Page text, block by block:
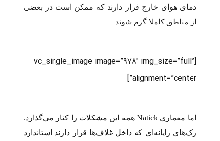
دمای هوای خارج قرار دارند که ممکن است در بعضی
از مناطق کاملا گرم شوند.
[vc_single_image image=”978″ img_size=”full”
alignment=”center”]
اما معماری Natick همه این مشکلات را کنار می‌گذارد.
رک‌های رایانه‌ای که داخل غلاف‌ها قرار دارند استاندارد